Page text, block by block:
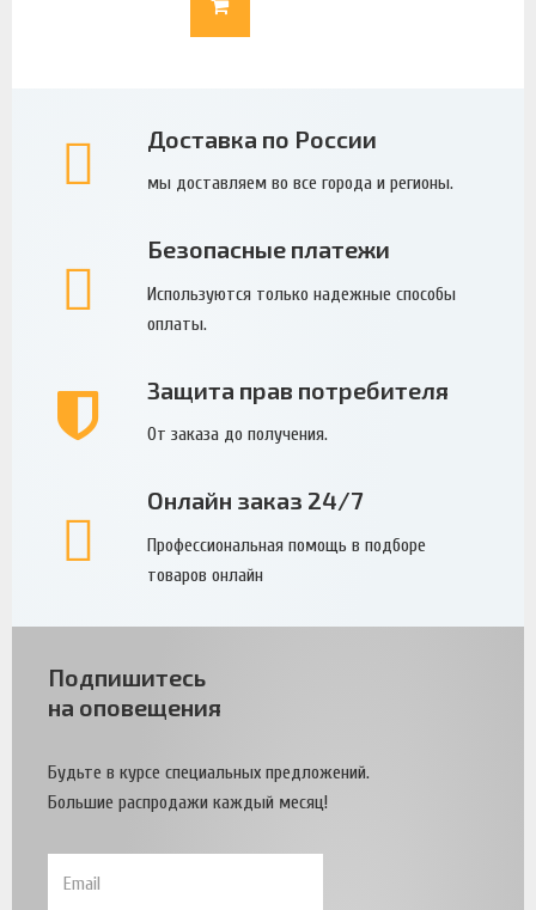
Доставка по России
мы доставляем во все города и регионы.
Безопасные платежи
Используются только надежные способы
оплаты.
Защита прав потребителя
От заказа до получения.
Онлайн заказ 24/7
Профессиональная помощь в подборе
товаров онлайн
Подпишитесь
на оповещения
Будьте в курсе специальных предложений.
Большие распродажи каждый месяц!